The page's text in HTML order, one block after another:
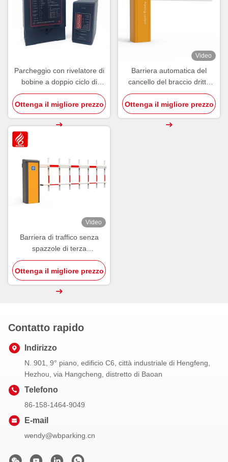
Parcheggio con rivelatore di
bobine a doppio ciclo di
rilevamento del terreno
Ottenga il migliore prezzo
Video
Barriera automatica del
cancello del braccio dritto
senza spazzole 3-6m Per il
blocco del parcheggio
Sistema di pagamento del
parcheggio
Ottenga il migliore prezzo
Video
Barriera di traffico senza
spazzole di terza
generazione
Ottenga il migliore prezzo
Contatto rapido
Indirizzo
N. 901, 9° piano, edificio C6, città industriale di Hengfeng,
Hezhou, via Hangcheng, distretto di Baoan
Telefono
86-158-1464-9049
E-mail
wendy@wbparking.cn